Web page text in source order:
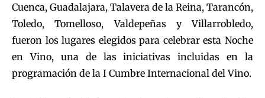
Cuenca, Guadalajara, Talavera de la Reina, Tarancón,
Toledo, Tomelloso, Valdepeñas y Villarrobledo,
fueron los lugares elegidos para celebrar esta Noche
en Vino, una de las iniciativas incluidas en la
programación de la I Cumbre Internacional del Vino.